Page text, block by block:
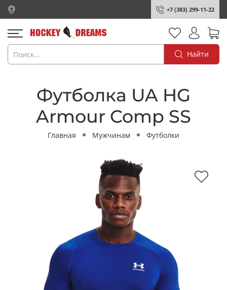
+7 (383) 299-11-22
Найти
Футболка UA HG
Armour Comp SS
Главная Мужчинам Футболки